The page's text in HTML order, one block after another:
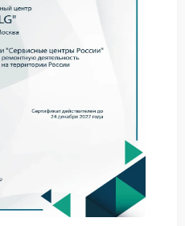
на все виды
портативных колонок
применением
что обеспечивает
процесс
алгоритм
минимизировать
и держать клиента в